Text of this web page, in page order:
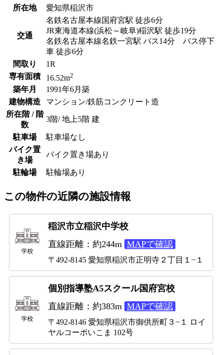
所在地 愛知県稲沢市
交通
名鉄名古屋本線国府宮駅 徒歩6分
JR東海道本線(浜松～岐阜)稲沢駅 徒歩19分
名鉄名古屋本線名鉄一宮駅 バス14分 バス停下
車 徒歩6分
間取り
1R
専有面積
16.52m2
築年月
1991年6月築
建物構造
マンション/鉄筋コンクリート造
所在階 / 階
数
3階/ 地上5階 建
駐車場
駐車場なし
バイク置
き場
バイク置き場あり
駐輪場 駐輪場あり
この物件の近隣の施設情報
学校
稲沢市立稲沢中学校
直線距離：約244m MAPで確認
〒492-8145 愛知県稲沢市正明寺２丁目１−１
学校
個別指導塾A5スクール国府宮校
直線距離：約383m MAPで確認
〒492-8146 愛知県稲沢市御供所町３−１ ロイ
ヤルコーポいこま 102号